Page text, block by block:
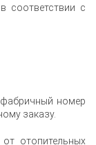
соответствии с
номер
заказу.
отопительных